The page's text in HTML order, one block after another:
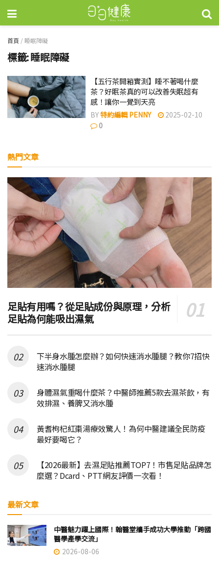
首頁 / 睡眠障礙
標籤:睡眠障礙
【五行茶開箱實測】睡不著喝什麼
茶？好眠茶真的可以改善失眠超有
感！讓你一覺到天亮
BY特約編輯 PENNY
2025-02-10
0
熱門文章
足貼有用嗎？從足貼成份與原理，分析
足貼為何能吸出濕氣
下半身水腫怎麼辦？如何快速消水腫腿？教你7招快
速消水腫腿
身體濕氣重喝什麼茶？中醫師推薦5款去濕茶飲，有
效排濕、養脾又消水腫
黃耆枸杞紅棗湯療效驚人！為何中醫建議全民防疫
最好要喝它？
【2026最新】去濕足貼推薦TOP7！市售足貼品牌怎
麼選？Dcard、PTT網友評價一次看！
最新文章
中醫魅力躍上國際！翰醫堂攜手成功大學推動「跨國
醫學產學交流」
2026-08-06